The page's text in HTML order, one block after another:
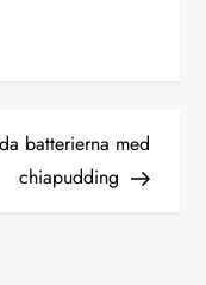
batterierna med
chiapudding